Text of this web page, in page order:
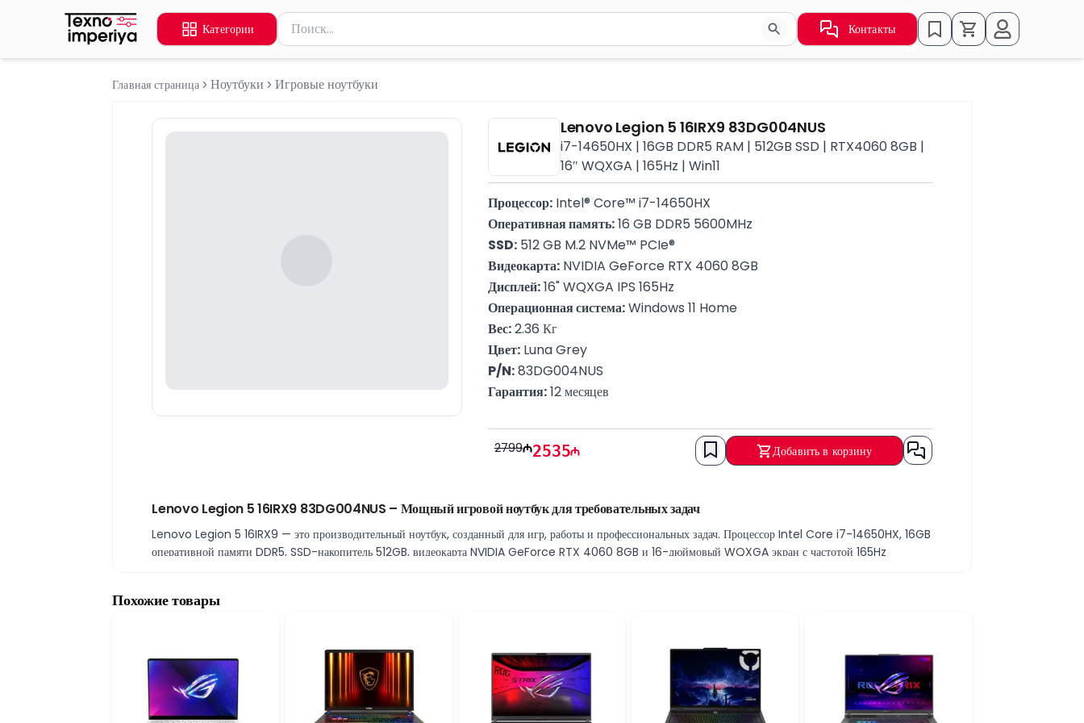
Категории
Поиск товаров
Введите минимум 2 символа для поиска. Нажмите Enter для отправки или используйте стрелки для навигации по результатам.
Контакты
Главная страница Ноутбуки Игровые ноутбуки
Lenovo Legion 5 16IRX9 83DG004NUS
i7-14650HX | 16GB DDR5 RAM | 512GB SSD | RTX4060 8GB |
16″ WQXGA | 165Hz | Win11
Процессор: Intel® Core™ i7-14650HX
Оперативная память: 16 GB DDR5 5600MHz
SSD: 512 GB M.2 NVMe™ PCIe®
Видеокарта: NVIDIA GeForce RTX 4060 8GB
Дисплей: 16" WQXGA IPS 165Hz
Операционная система: Windows 11 Home
Вес: 2.36 Кг
Цвет: Luna Grey
P/N: 83DG004NUS
Гарантия: 12 месяцев
2799 2535 Добавить в корзину
Lenovo Legion 5 16IRX9 83DG004NUS – Мощный игровой ноутбук для требовательных задач
Lenovo Legion 5 16IRX9 — это производительный ноутбук, созданный для игр, работы и профессиональных задач. Процессор Intel Core i7-14650HX, 16GB
оперативной памяти DDR5, SSD-накопитель 512GB, видеокарта NVIDIA GeForce RTX 4060 8GB и 16-дюймовый WQXGA экран с частотой 165Hz
Lenovo Legion 5 оснащён мощным процессором Intel Core i7-14650HX, который обеспечивает отличную производительность в современных играх,
Оперативная память 16GB DDR5 обеспечивает плавную работу нескольких приложений одновременно. SSD-накопитель объёмом 512GB ускоряет загрузку
системы, игр и программ, обеспечивая быстрый доступ к данным.
RTX 4060 8GB для мощной графики
Похожие товары